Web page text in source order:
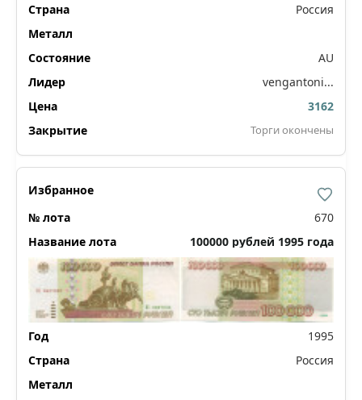
Россия
AU
vengantoni...
3162
Торги окончены
670
100000 рублей 1995 года
1995
Россия